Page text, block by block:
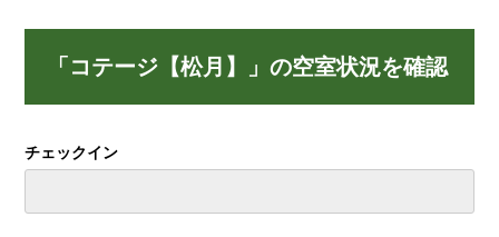
「コテージ【松月】」の空室状況を確認
チェックイン